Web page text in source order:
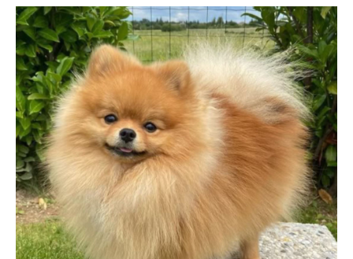
HĽADAŤ
O
d
p
o
r
ú
č
a
m
e